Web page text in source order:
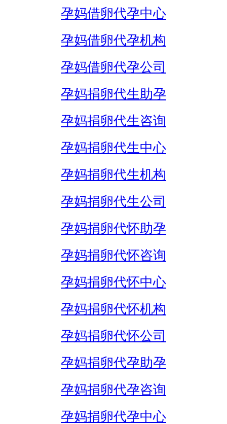
孕妈借卵代孕中心
孕妈借卵代孕机构
孕妈借卵代孕公司
孕妈捐卵代生助孕
孕妈捐卵代生咨询
孕妈捐卵代生中心
孕妈捐卵代生机构
孕妈捐卵代生公司
孕妈捐卵代怀助孕
孕妈捐卵代怀咨询
孕妈捐卵代怀中心
孕妈捐卵代怀机构
孕妈捐卵代怀公司
孕妈捐卵代孕助孕
孕妈捐卵代孕咨询
孕妈捐卵代孕中心